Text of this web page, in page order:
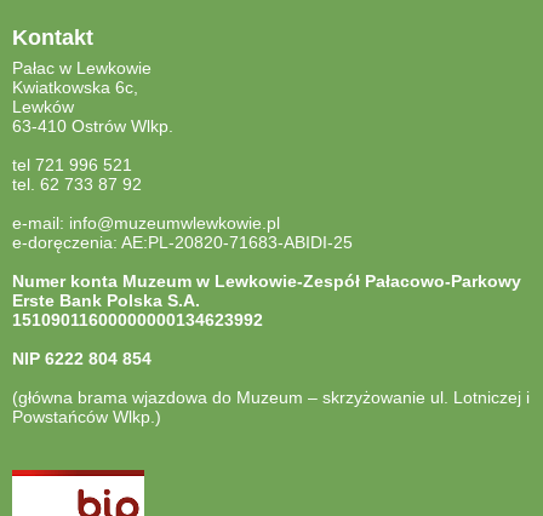
Kontakt
Pałac w Lewkowie
Kwiatkowska 6c,
Lewków
63-410 Ostrów Wlkp.
tel 721 996 521
tel. 62 733 87 92
e-mail: info@muzeumwlewkowie.pl
e-doręczenia: AE:PL-20820-71683-ABIDI-25
Numer konta Muzeum w Lewkowie-Zespół Pałacowo-Parkowy
Erste Bank Polska S.A.
15109011600000000134623992
NIP 6222 804 854
(główna brama wjazdowa do Muzeum – skrzyżowanie ul. Lotniczej i
Powstańców Wlkp.)
otwiera